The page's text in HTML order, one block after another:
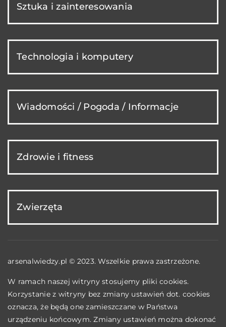
Sztuka i zainteresowania
Technologia i komputery
Wiadomości / Pogoda / Informacje
Zdrowie i fitness
Zwierzęta
arsenalwiedzy.pl © 2023. Wszelkie prawa zastrzeżone.
W ramach naszej witryny stosujemy pliki cookies.
Korzystanie z witryny bez zmiany ustawień dot. cookies
oznacza, że będą one zamieszczane w Państwa
urządzeniu końcowym. Zmiany ustawień można dokonać